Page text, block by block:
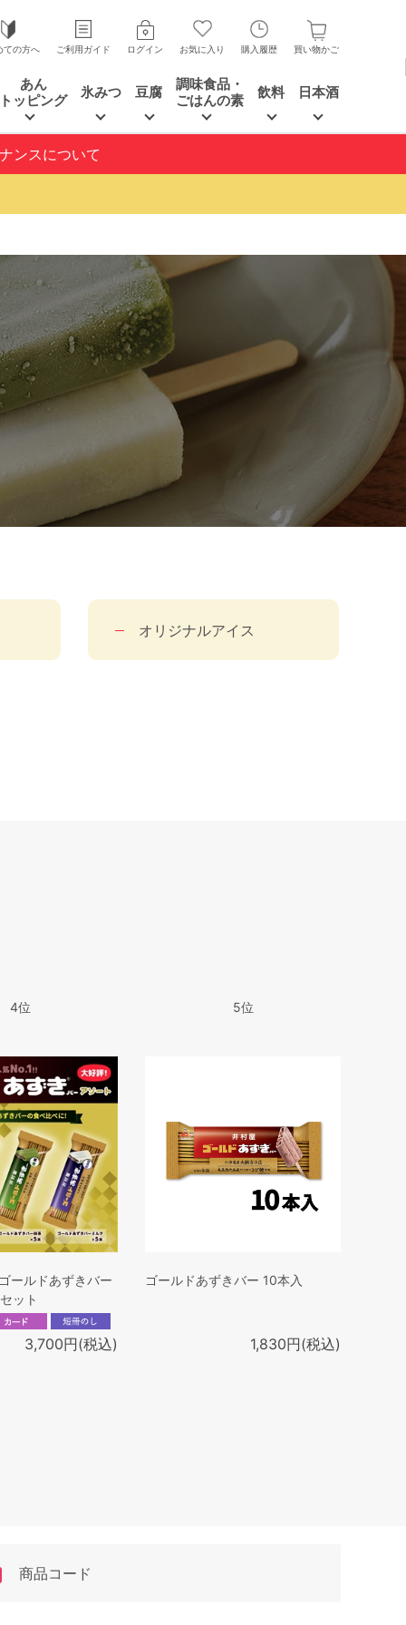
ての方へ ご利用ガイド ログイン お気に入り 購入履歴 買い物かご
あん
トッピング
氷みつ 豆腐
調味食品・
ごはんの素
飲料 日本酒
ンスについて
オリジナルアイス
4位
ールドあずきバー
ット
3,700円(税込)
5位
ゴールドあずきバー 10本入
1,830円(税込)
商品コード